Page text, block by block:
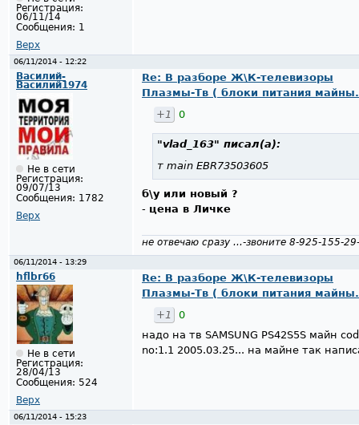
Регистрация:
06/11/14
Сообщения: 1
Верх
06/11/2014 - 12:22
Василий-
Василий1974
Не в сети
Регистрация:
09/07/13
Сообщения: 1782
Верх
Re: В разборе Ж\К-телевизоры
Плазмы-Тв ( блоки питания
+1
0
"vlad_163" писал(а):
т main EBR73503605
б\у или новый ?
- цeна в Личкe
не отвечаю сразу ...-звоните 8-925-155-
06/11/2014 - 13:29
hflbr66
Не в сети
Регистрация:
28/04/13
Сообщения: 524
Верх
Re: В разборе Ж\К-телевизоры
Плазмы-Тв ( блоки питания
+1
0
надо на тв SAMSUNG PS42S5S майн
no:1.1 2005.03.25... на майне так
06/11/2014 - 15:23